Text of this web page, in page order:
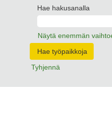
Hae hakusanalla
Näytä enemmän
Tyhjennä